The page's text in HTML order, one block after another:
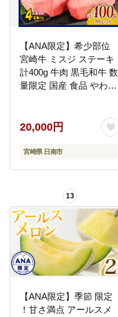
【ANA限定】希少部位
宮崎牛 ミスジ ステーキ
計400g 牛肉 黒毛和牛 数
量限定 国産 食品 やわら
い 記念日 ギフト 贈り物
プレゼント 焼肉 鉄板焼
き BBQ 人気 おすすめ
料_D104-25
20,000円
宮崎県 日南市
13
【ANA限定】季節 限定
！甘さ満点 アールスメ